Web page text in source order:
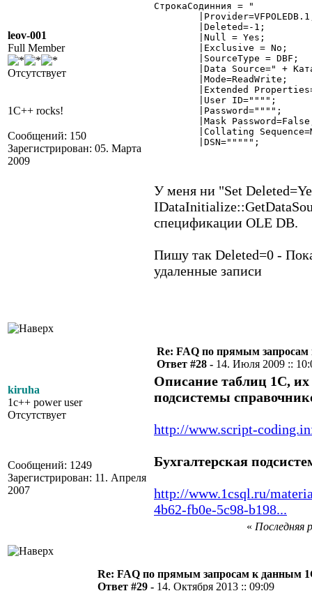
leov-001
Full Member
Отсутствует
1C++ rocks!
Сообщений: 150
Зарегистрирован: 05. Марта
2009
СтрокаСодинния = "
У меня ни "Set
спецификации OLE DB.
Пишу так Deleted=0 -
удаленные записи
kiruha
1c++ power user
Отсутствует
Сообщений: 1249
Зарегистрирован: 11. Апреля
2007
Re: FAQ по прямым
Ответ #28 - 14. Июля 2009 ::
Описание таблиц 1С,
подсистемы
http://www.script-
Бухгалтерская
http://www.1csql.ru/
4b62-fb0e-5c98-b198...
« Последняя
Re: FAQ по прямым запросам к данным
Ответ #29 - 14. Октября 2013 :: 09:09